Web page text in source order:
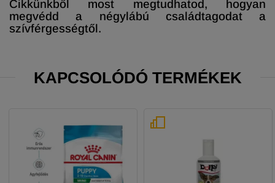
Cikkünkből most megtudhatod, hogyan
megvédd a négylábú családtagodat a
szívférgességtől.
KAPCSOLÓDÓ TERMÉKEK